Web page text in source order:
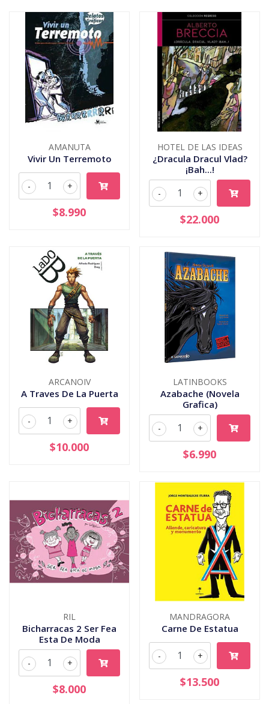
AMANUTA
Vivir Un Terremoto
+
-
$8.990
HOTEL DE LAS IDEAS
¿Dracula Dracul Vlad?
¡Bah...!
+
-
$22.000
ARCANOIV
A Traves De La Puerta
+
-
$10.000
LATINBOOKS
Azabache (Novela
Grafica)
+
-
$6.990
RIL
Bicharracas 2 Ser Fea
Esta De Moda
+
-
$8.000
MANDRAGORA
Carne De Estatua
+
-
$13.500